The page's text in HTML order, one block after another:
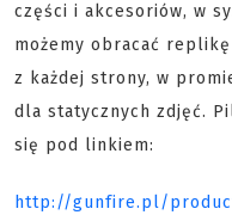
części i akcesoriów, w
możemy obracać
z każdej strony, w
dla statycznych zdjęć.
się pod linkiem:
http://gunfire.pl/